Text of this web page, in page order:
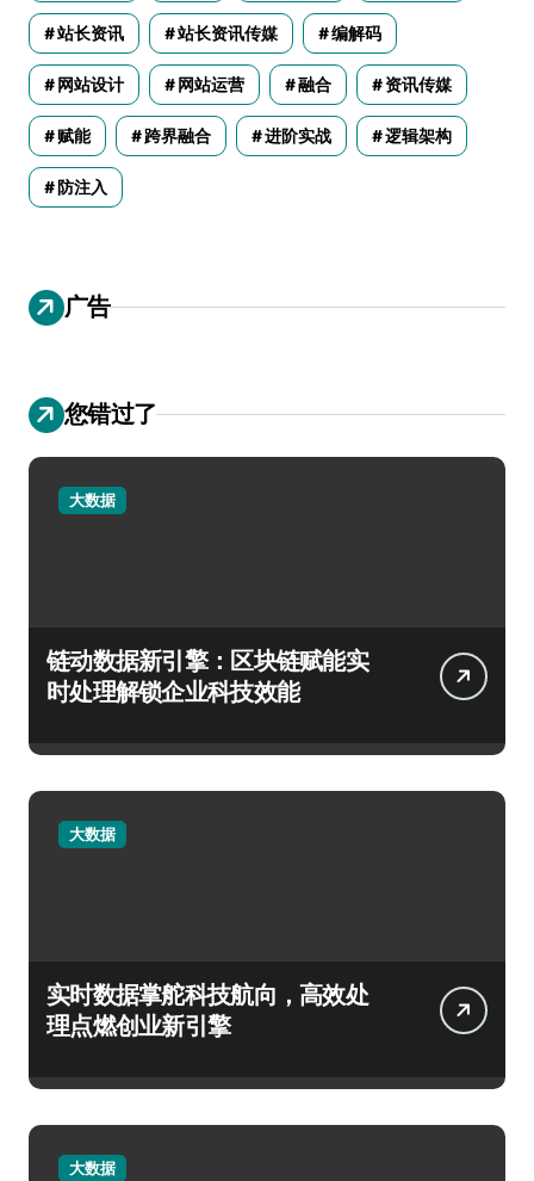
站长资讯 站长资讯传媒 编解码
网站设计 网站运营 融合 资讯传媒
赋能 跨界融合 进阶实战 逻辑架构
防注入
广告
您错过了
大数据
链动数据新引擎：区块链赋能实
时处理解锁企业科技效能
大数据
实时数据掌舵科技航向，高效处
理点燃创业新引擎
大数据